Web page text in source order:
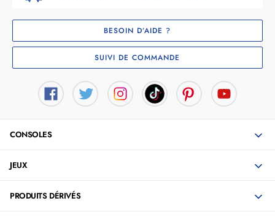
BESOIN D’AIDE ?
SUIVI DE COMMANDE
CONSOLES
JEUX
PRODUITS DÉRIVÉS